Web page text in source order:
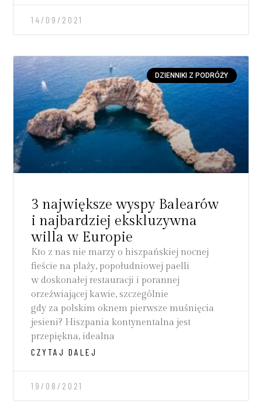
14/09/2021
DZIENNIKI Z PODRÓŻY
3 największe wyspy Balearów
i najbardziej ekskluzywna
willa w Europie
Kto z nas nie marzy o hiszpańskiej nocnej
fieście na plaży, popołudniowej paelli
w doskonałej restauracji i porannej
orzeźwiającej kawie, szczególnie
gdy za polskim oknem pierwsze muśnięcia
jesieni? Hiszpania kontynentalna jest
przepiękna, idealna
CZYTAJ DALEJ
19/08/2021